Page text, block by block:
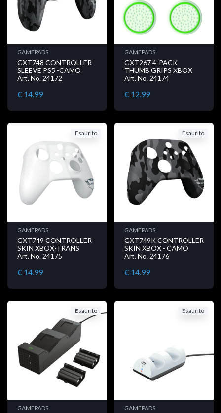
GAMEPADS
GXT748 CONTROLLER
SLEEVE PS5 -CAMO
Art. No. 24172
€ 14.99
GAMEPADS
GXT267 4-PACK
THUMB GRIPS XBOX
Art. No. 24174
€ 12.99
Esaurito
GAMEPADS
GXT749 CONTROLLER
SKIN XBOX-TRANS
Art. No. 24175
€ 14.99
Esaurito
GAMEPADS
GXT749K CONTROLLER
SKIN XBOX - CAMO
Art. No. 24176
€ 14.99
Esaurito
GAMEPADS
Esaurito
GAMEPADS